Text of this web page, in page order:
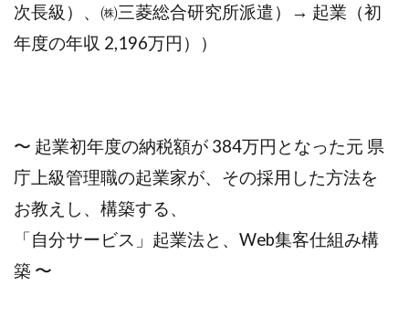
次長級）、㈱三菱総合研究所派遣）→ 起業（初
年度の年収 2,196万円））
〜 起業初年度の納税額が 384万円となった元 県
庁上級管理職の起業家が、その採用した方法を
お教えし、構築する、
「自分サービス」起業法と、Web集客仕組み構
築 〜